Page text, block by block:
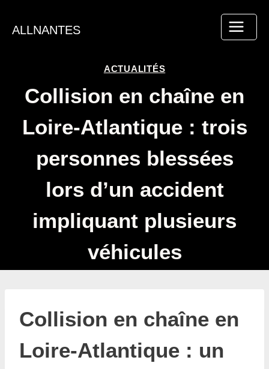
contenu
ALLNANTES
ACTUALITÉS
Collision en chaîne en
Loire-Atlantique : trois
personnes blessées
lors d’un accident
impliquant plusieurs
véhicules
Collision en chaîne en
Loire-Atlantique : un